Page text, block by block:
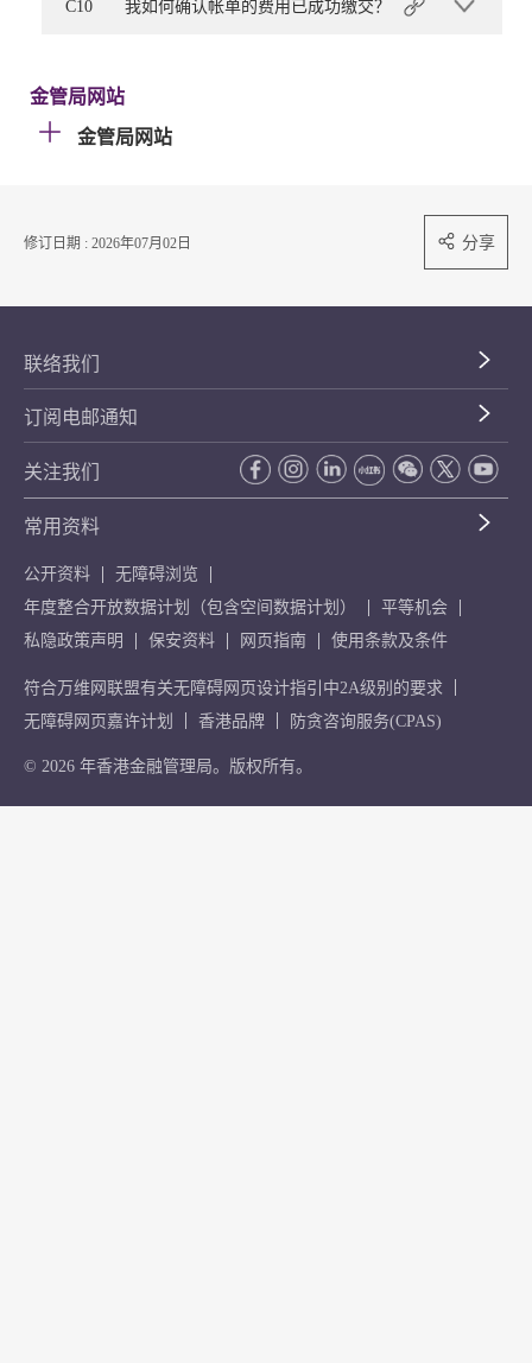
C10 我如何确认帐单的费用已成功缴交？
金管局网站
金管局网站
修订日期 : 2026年07月02日 分享
联络我们
订阅电邮通知
关注我们
常用资料
公开资料
无障碍浏览
年度整合开放数据计划（包含空间数据计划）
平等机会
私隐政策声明
保安资料 网页指南 使用条款及条件
符合万维网联盟有关无障碍网页设计指引中2A级别的要求
无障碍网页嘉许计划
香港品牌 防贪咨询服务(CPAS)
© 2026 年香港金融管理局。版权所有。